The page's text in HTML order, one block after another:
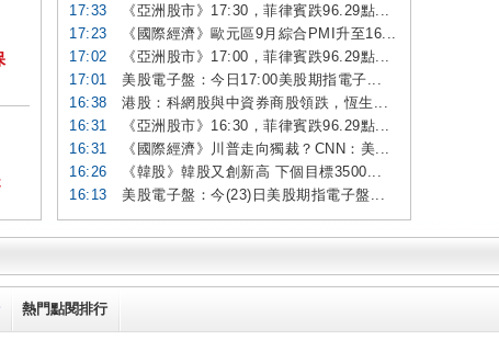
17:33
《亞洲股市》17:30，菲律賓跌96.29點...
17:23
《國際經濟》歐元區9月綜合PMI升至16...
17:02
《亞洲股市》17:00，菲律賓跌96.29點...
17:01
美股電子盤：今日17:00美股期指電子...
16:38
港股：科網股與中資券商股領跌，恆生...
16:31
《亞洲股市》16:30，菲律賓跌96.29點...
16:31
《國際經濟》川普走向獨裁？CNN：美...
16:26
《韓股》韓股又創新高 下個目標3500...
16:13
美股電子盤：今(23)日美股期指電子盤...
熱門點閱排行